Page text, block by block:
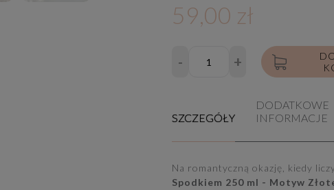
59,00 zł
- +
SZCZEGÓŁY
DODATKOWE
INFORMACJE
Na romantyczną okazję, kiedy
Spodkiem 250 ml - Motyw